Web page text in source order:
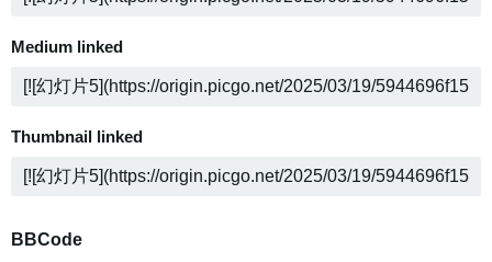
Medium linked
Thumbnail linked
BBCode